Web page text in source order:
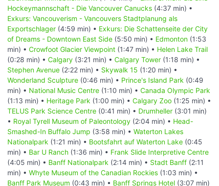
Hockeymannschaft - Die Vancouver Canucks (4:37 min) •
Exkurs: Vancouverism - Vancouvers Stadtplanung als
Exportschlager (4:59 min) • Exkurs: Die Schattenseite der City
of Dreams - Downtown East Side (5:50 min) • Edmonton (1:53
min) • Crowfoot Glacier Viewpoint (1:47 min) • Helen Lake Trail
(0:28 min) • Calgary (3:21 min) • Calgary Tower (1:18 min) •
Stephen Avenue (2:22 min) • Skywalk 15 (1:20 min) •
Wonderland Sculpture (0:46 min) • Prince's Island Park (0:49
min) • National Music Centre (1:10 min) • Canada Olympic Park
(1:13 min) • Heritage Park (1:00 min) • Calgary Zoo (1:25 min) •
TELUS Park Science Centre (0:41 min) • Drumheller (3:01 min)
• Royal Tyrell Museum of Paleontology (2:04 min) • Head-
Smashed-In Buffalo Jump (3:58 min) • Waterton Lakes
Nationalpark (1:21 min) • Bootsfahrt auf Waterton Lake (0:45
min) • Bar U Ranch (1:36 min) • Frank Slide Interpretive Centre
(4:05 min) • Banff Nationalpark (2:14 min) • Stadt Banff (2:11
min) • Whyte Museum of the Canadian Rockies (1:03 min) •
Banff Park Museum (0:43 min) • Banff Springs Hotel (3:07 min)